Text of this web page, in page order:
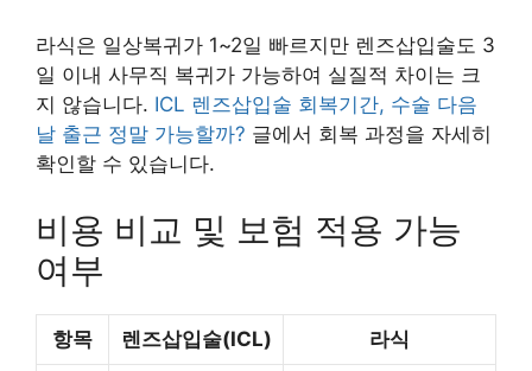
라식은 일상복귀가 1~2일 빠르지만 렌즈삽입술도 3
일 이내 사무직 복귀가 가능하여 실질적 차이는 크
지 않습니다. ICL 렌즈삽입술 회복기간, 수술 다음
날 출근 정말 가능할까? 글에서 회복 과정을 자세히
확인할 수 있습니다.
비용 비교 및 보험 적용 가능
여부
항목 렌즈삽입술(ICL) 라식